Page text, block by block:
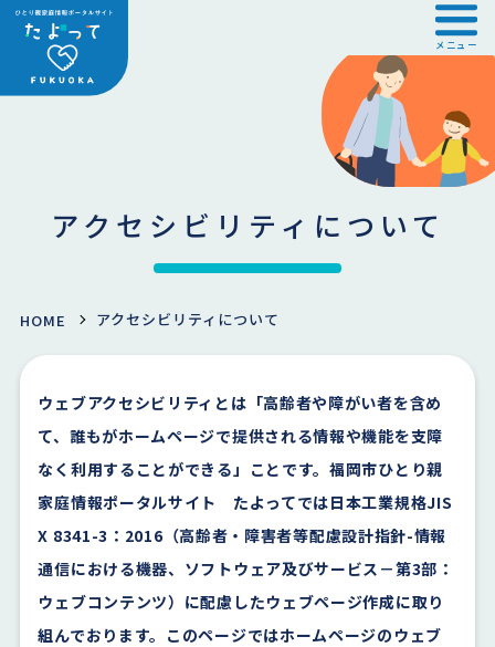
メニュー
アクセシビリティについて
HOME アクセシビリティについて
ウェブアクセシビリティとは「高齢者や障がい者を含め
て、誰もがホームページで提供される情報や機能を支障
なく利用することができる」ことです。福岡市ひとり親
家庭情報ポータルサイト たよってでは日本工業規格JIS
X 8341-3：2016（高齢者・障害者等配慮設計指針-情報
通信における機器、ソフトウェア及びサービス－第3部：
ウェブコンテンツ）に配慮したウェブページ作成に取り
組んでおります。このページではホームページのウェブ